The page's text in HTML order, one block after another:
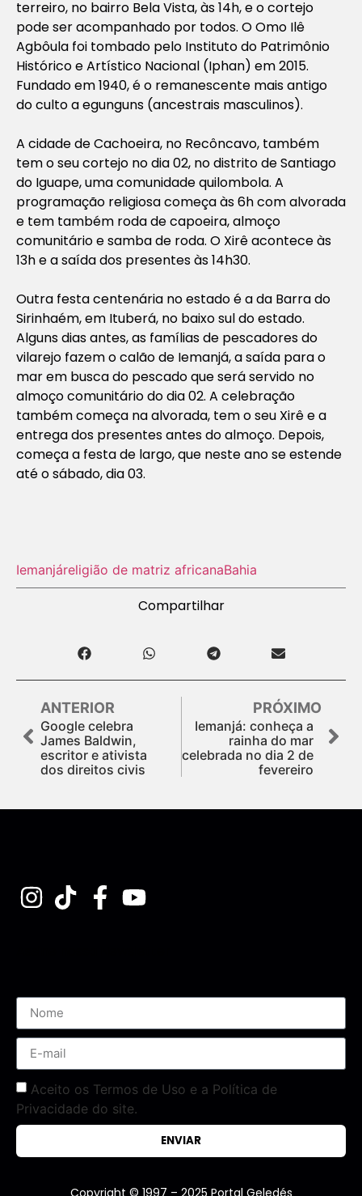
terreiro, no bairro Bela Vista, às 14h, e o cortejo
pode ser acompanhado por todos. O Omo Ilê
Agbôula foi tombado pelo Instituto do Patrimônio
Histórico e Artístico Nacional (Iphan) em 2015.
Fundado em 1940, é o remanescente mais antigo
do culto a egunguns (ancestrais masculinos).
A cidade de Cachoeira, no Recôncavo, também
tem o seu cortejo no dia 02, no distrito de Santiago
do Iguape, uma comunidade quilombola. A
programação religiosa começa às 6h com alvorada
e tem também roda de capoeira, almoço
comunitário e samba de roda. O Xirê acontece às
13h e a saída dos presentes às 14h30.
Outra festa centenária no estado é a da Barra do
Sirinhaém, em Ituberá, no baixo sul do estado.
Alguns dias antes, as famílias de pescadores do
vilarejo fazem o calão de Iemanjá, a saída para o
mar em busca do pescado que será servido no
almoço comunitário do dia 02. A celebração
também começa na alvorada, tem o seu Xirê e a
entrega dos presentes antes do almoço. Depois,
começa a festa de largo, que neste ano se estende
até o sábado, dia 03.
Iemanjáreligião de matriz africanaBahia
Compartilhar
ANTERIOR
Google celebra
James Baldwin,
escritor e ativista
dos direitos civis
PRÓXIMO
Iemanjá: conheça a
rainha do mar
celebrada no dia 2 de
fevereiro
Aceito os Termos de Uso e a Política de
Privacidade do site.
ENVIAR
Copyright © 1997 – 2025 Portal Geledés